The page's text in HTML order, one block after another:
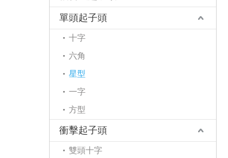
單頭起子頭
十字
六角
星型
一字
方型
衝擊起子頭
雙頭十字